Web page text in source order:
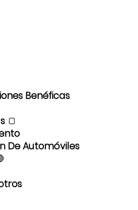
Benéficas
🍞
De Automóviles